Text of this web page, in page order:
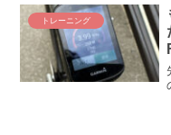
トレーニング